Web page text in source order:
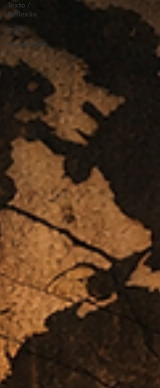
Texto /
Reflexão
geek
Quadrinhos